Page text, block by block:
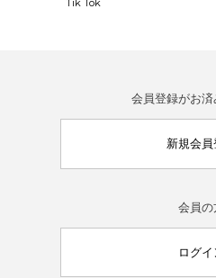
Tik Tok
会員登録がお
新規会員
会員の
ログイ